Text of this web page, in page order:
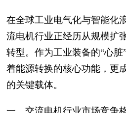
在全球工业电气化与智能化
流电机行业正经历从规模扩
转型。作为工业装备的“心
着能源转换的核心功能，更
的关键载体。
一、交流电机行业市场竞争